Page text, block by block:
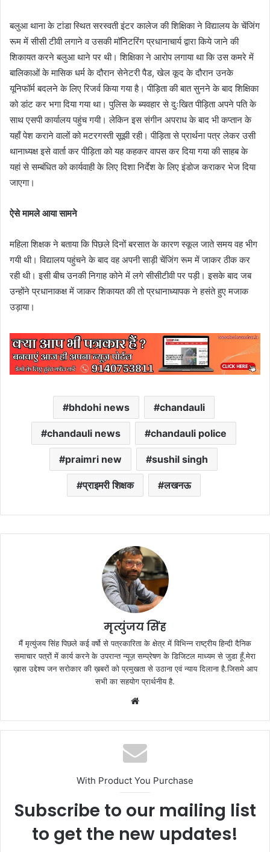
बलुआ थाना के टांडा स्थित सरस्वती इंटर कालेज की शिक्षिका ने विद्यालय के चेंजिंग
रूम में सीसी टीवी लगाने व उसकी मॉनिटरिंग प्रधानाचार्य द्वारा किये जाने की
शिकायत करने बलुआ थाने पर थी। शिक्षिका ने आरोप लगाया था कि उस कमरे में
बालिकाओं के मासिक धर्म के दौरान सेनेटरी पैड, खेल कूद के दौरान उनके
यूनिफॉर्म बदलने के लिए रिजर्व किया गया है। पीड़िता की बात सुनने के बाद शिक्षिका
को डांट कर भगा दिया गया था। पुलिस के ब्यवहार से दुःखित पीड़िता अपने पति के
साथ एसपी कार्यालय पहुंच गयी। लेकिन इस संगीन अपराध के बाद भी कप्तान के
यहाँ पेश कराने वालों को मटरगस्ती सूझी रही। पीड़िता से प्रार्थना पत्र लेकर उसी
थानाध्यक्ष इसे वार्ता कर पीड़िता को यह कहकर वापस कर दिया गया की साहब के
यहां से सम्बंधित को कार्यवाही के लिए दिशा निर्देश के लिए इंडोज कराकर भेज दिया
जाएगा।
ऐसे मामले आया सामने
महिला शिक्षक ने बताया कि पिछले दिनों बरसात के कारण स्कूल जाते समय वह भीग
गयी थी। विद्यालय पहुंचने के बाद वह अपनी साड़ी चेंजिंग रूम में जाकर ठीक कर
रही थी। इसी बीच उनकी निगाह कोने में लगे सीसीटीवी पर पड़ी। इसके बाद जब
उन्होंने प्रधानाकक्ष में जाकर शिकायत की तो प्रधानाध्यापक ने हसंते हुए मजाक
उड़ाया।
bhdohi news chandauli
chandauli news chandauli police
praimri new sushil singh
प्राइमरी शिक्षक लखनऊ
मृत्युंजय सिंह
मैं मृत्युंजय सिंह पिछले कई वर्षो से पत्रकारिता के क्षेत्र में विभिन्न राष्ट्रीय हिन्दी दैनिक
समाचार पत्रों में कार्य करने के उपरान्त न्यूज़ सम्प्रेषण के डिजिटल माध्यम से जुडा हूँ.मेरा
ख़ास उद्देश्य जन सरोकार की ख़बरों को प्रमुखता से उठाना एवं न्याय दिलाना है.जिसमे आप
सभी का सहयोग प्रार्थनीय है.
With Product You Purchase
Subscribe to our mailing list
to get the new updates!